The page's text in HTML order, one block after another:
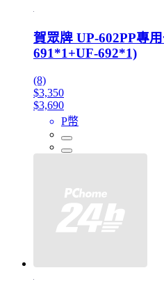
賀眾牌 UP-602PP專
691*1+UF-692*1)
(8)
$3,350
$3,690
P幣